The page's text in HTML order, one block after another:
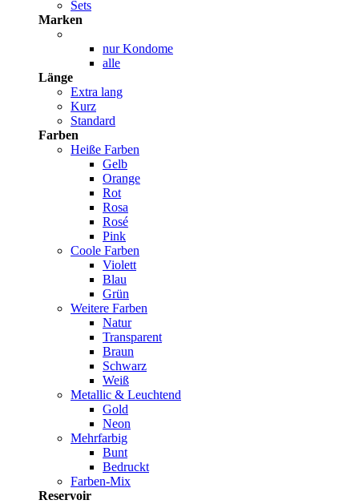
Sets
Marken
nur Kondome
alle
Länge
Extra lang
Kurz
Standard
Farben
Heiße Farben
Gelb
Orange
Rot
Rosa
Rosé
Pink
Coole Farben
Violett
Blau
Grün
Weitere Farben
Natur
Transparent
Braun
Schwarz
Weiß
Metallic & Leuchtend
Gold
Neon
Mehrfarbig
Bunt
Bedruckt
Farben-Mix
Reservoir